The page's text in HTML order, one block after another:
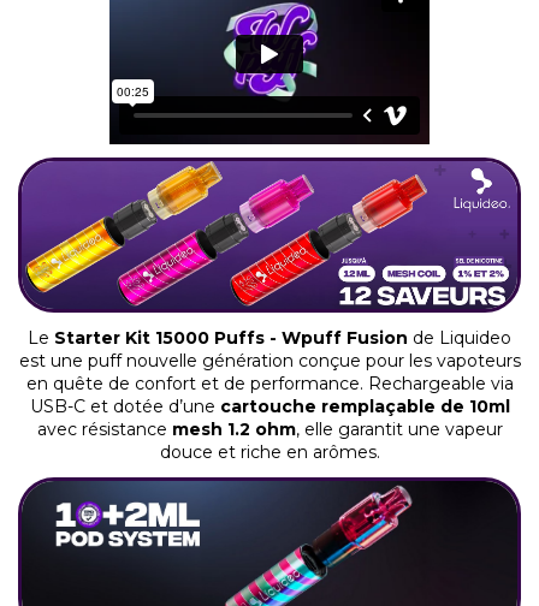
Le Starter Kit 15000 Puffs - Wpuff Fusion de Liquideo
est une puff nouvelle génération conçue pour les vapoteurs
en quête de confort et de performance. Rechargeable via
USB-C et dotée d’une cartouche remplaçable de 10ml
avec résistance mesh 1.2 ohm, elle garantit une vapeur
douce et riche en arômes.